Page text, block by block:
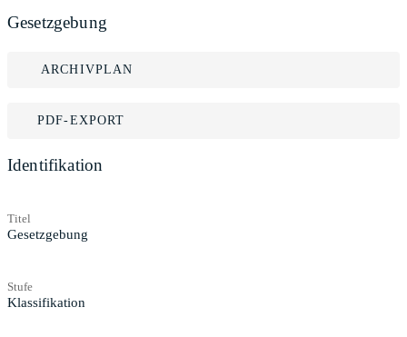
Gesetzgebung
ARCHIVPLAN
PDF-EXPORT
Identifikation
Titel
Gesetzgebung
Stufe
Klassifikation